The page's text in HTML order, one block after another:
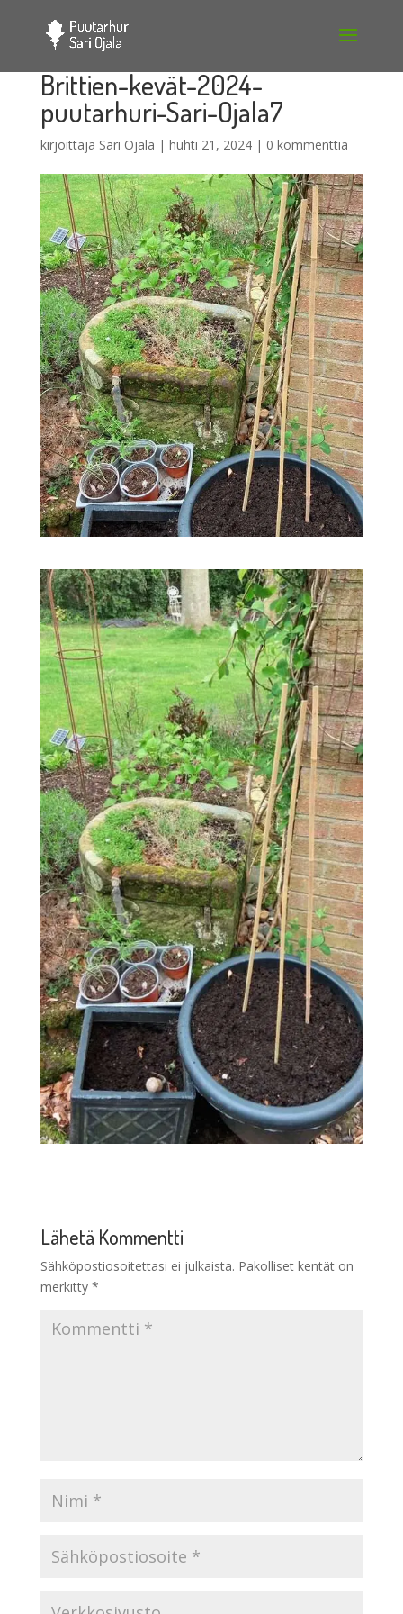
Brittien-kevät-2024-
puutarhuri-Sari-Ojala7
kirjoittaja Sari Ojala | huhti 21, 2024| 0 kommenttia
Lähetä Kommentti
Sähköpostiosoitettasi ei julkaista. Pakolliset kentät on
merkitty *